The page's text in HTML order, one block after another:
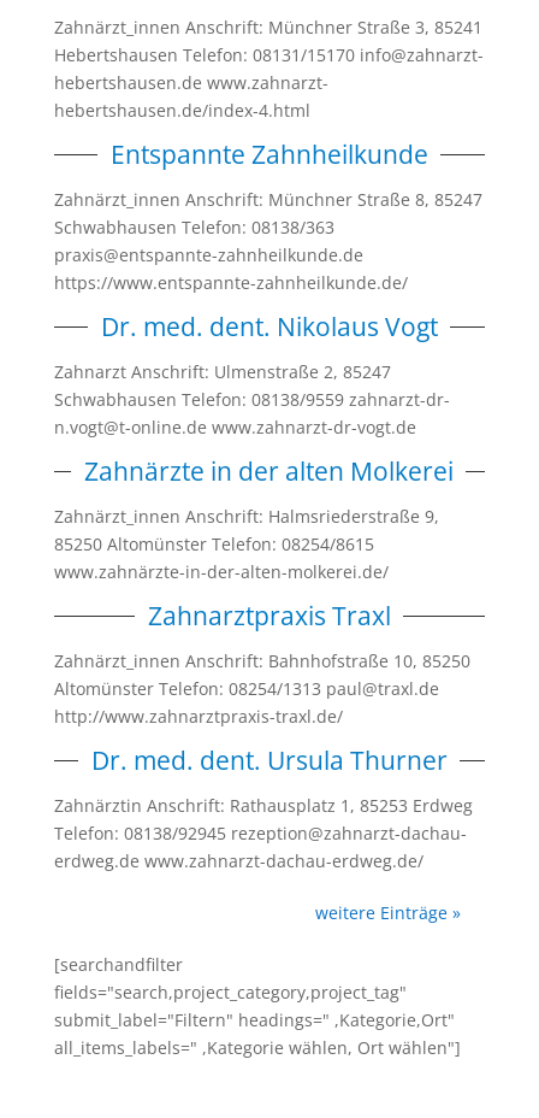
Zahnärzt_innen Anschrift: Münchner Straße 3, 85241
Hebertshausen Telefon: 08131/15170 info@zahnarzt-
hebertshausen.de www.zahnarzt-
hebertshausen.de/index-4.html
Entspannte Zahnheilkunde
Zahnärzt_innen Anschrift: Münchner Straße 8, 85247
Schwabhausen Telefon: 08138/363
praxis@entspannte-zahnheilkunde.de
https://www.entspannte-zahnheilkunde.de/
Dr. med. dent. Nikolaus Vogt
Zahnarzt Anschrift: Ulmenstraße 2, 85247
Schwabhausen Telefon: 08138/9559 zahnarzt-dr-
n.vogt@t-online.de www.zahnarzt-dr-vogt.de
Zahnärzte in der alten Molkerei
Zahnärzt_innen Anschrift: Halmsriederstraße 9,
85250 Altomünster Telefon: 08254/8615
www.zahnärzte-in-der-alten-molkerei.de/
Zahnarztpraxis Traxl
Zahnärzt_innen Anschrift: Bahnhofstraße 10, 85250
Altomünster Telefon: 08254/1313 paul@traxl.de
http://www.zahnarztpraxis-traxl.de/
Dr. med. dent. Ursula Thurner
Zahnärztin Anschrift: Rathausplatz 1, 85253 Erdweg
Telefon: 08138/92945 rezeption@zahnarzt-dachau-
erdweg.de www.zahnarzt-dachau-erdweg.de/
weitere Einträge »
[searchandfilter
fields="search,project_category,project_tag"
submit_label="Filtern" headings=" ,Kategorie,Ort"
all_items_labels=" ,Kategorie wählen, Ort wählen"]